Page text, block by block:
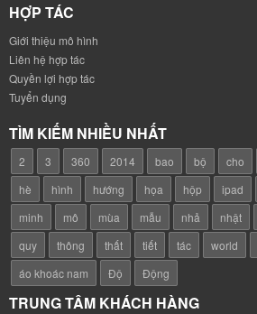
HỢP TÁC
Giới thiệu mô hình
Liên hệ hợp tác
Quyền lợi hợp tác
Tuyển dụng
TÌM KIẾM NHIỀU NHẤT
2 3 360 2014 bao bộ cho
hè
hình hướng họa hộp ipad
minh
mô mùa mẫu nhả nhật
quy
thông thất tiết tác world
áo khoác nam
Độ Động
TRUNG TÂM KHÁCH HÀNG